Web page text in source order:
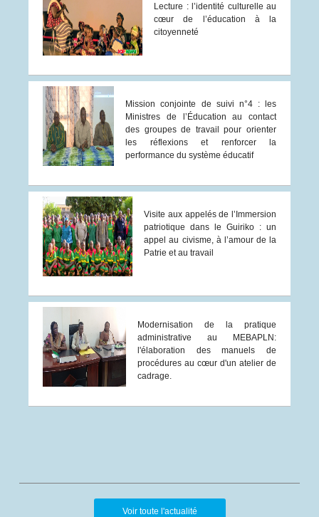
Lecture : l’identité culturelle au
cœur de l’éducation à la
citoyenneté
Mission conjointe de suivi n°4 : les
Ministres de l’Éducation au contact
des groupes de travail pour orienter
les réflexions et renforcer la
performance du système éducatif
Visite aux appelés de l’Immersion
patriotique dans le Guiriko : un
appel au civisme, à l’amour de la
Patrie et au travail
Modernisation de la pratique
administrative au MEBAPLN:
l'élaboration des manuels de
procédures au cœur d'un atelier de
cadrage.
Voir toute l'actualité